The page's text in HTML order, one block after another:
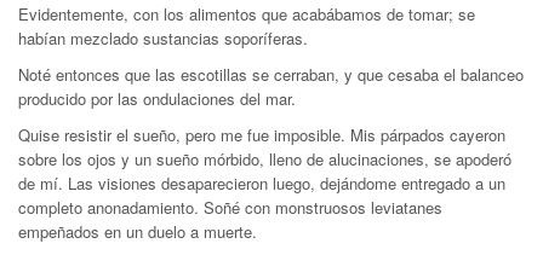
Evidentemente, con los alimentos que acabábamos de tomar; se
habían mezclado sustancias soporíferas.
Noté entonces que las escotillas se cerraban, y que cesaba el balanceo
producido por las ondulaciones del mar.
Quise resistir el sueño, pero me fue imposible. Mis párpados cayeron
sobre los ojos y un sueño mórbido, lleno de alucinaciones, se apoderó
de mí. Las visiones desaparecieron luego, dejándome entregado a un
completo anonadamiento. Soñé con monstruosos leviatanes
empeñados en un duelo a muerte.